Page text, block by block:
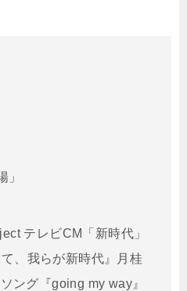
」
テレビCM「新時代」
、我らが新時代』月桂
ング『going my way』